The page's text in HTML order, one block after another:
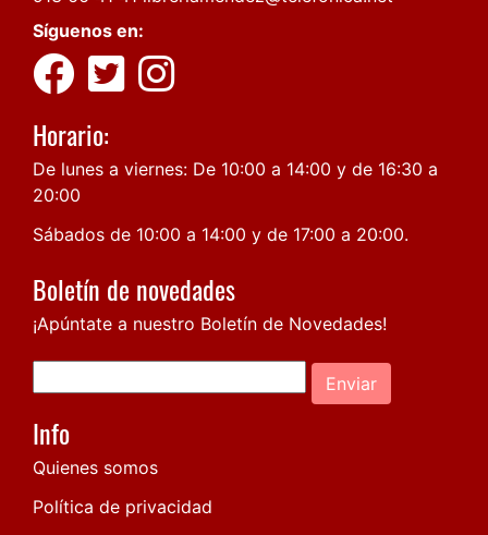
Síguenos en:
Horario:
De lunes a viernes: De 10:00 a 14:00 y de 16:30 a
20:00
Sábados de 10:00 a 14:00 y de 17:00 a 20:00.
Boletín de novedades
¡Apúntate a nuestro Boletín de Novedades!
Enviar
Info
Quienes somos
Política de privacidad